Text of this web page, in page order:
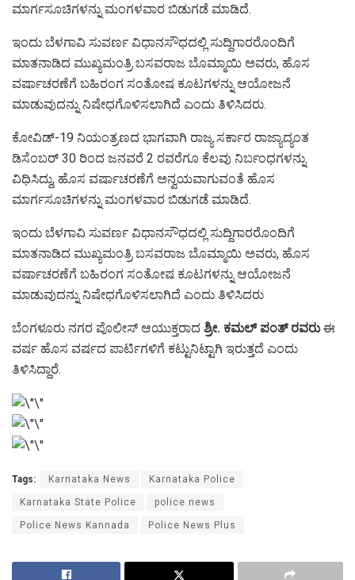
ಮಾರ್ಗಸೂಚಿಗಳನ್ನು ಮಂಗಳವಾರ ಬಿಡುಗಡೆ ಮಾಡಿದೆ.
ಇಂದು ಬೆಳಗಾವಿ ಸುವರ್ಣ ವಿಧಾನಸೌಧದಲ್ಲಿ ಸುದ್ದಿಗಾರರೊಂದಿಗೆ
ಮಾತನಾಡಿದ ಮುಖ್ಯಮಂತ್ರಿ ಬಸವರಾಜ ಬೊಮ್ಮಾಯಿ ಅವರು, ಹೊಸ
ವರ್ಷಾಚರಣೆಗೆ ಬಹಿರಂಗ ಸಂತೋಷ ಕೂಟಗಳನ್ನು ಆಯೋಜನೆ
ಮಾಡುವುದನ್ನು ನಿಷೇಧಗೊಳಿಸಲಾಗಿದೆ ಎಂದು ತಿಳಿಸಿದರು.
ಕೋವಿಡ್‌-19 ನಿಯಂತ್ರಣದ ಭಾಗವಾಗಿ ರಾಜ್ಯ ಸರ್ಕಾರ ರಾಜ್ಯಾದ್ಯಂತ
ಡಿಸೆಂಬರ್ 30 ರಿಂದ ಜನವರೆ 2 ರವರೆಗೂ ಕೆಲವು ನಿರ್ಬಂಧಗಳನ್ನು
ವಿಧಿಸಿದ್ದು, ಹೊಸ ವರ್ಷಾಚರಣೆಗೆ ಅನ್ವಯವಾಗುವಂತೆ ಹೊಸ
ಮಾರ್ಗಸೂಚಿಗಳನ್ನು ಮಂಗಳವಾರ ಬಿಡುಗಡೆ ಮಾಡಿದೆ.
ಇಂದು ಬೆಳಗಾವಿ ಸುವರ್ಣ ವಿಧಾನಸೌಧದಲ್ಲಿ ಸುದ್ದಿಗಾರರೊಂದಿಗೆ
ಮಾತನಾಡಿದ ಮುಖ್ಯಮಂತ್ರಿ ಬಸವರಾಜ ಬೊಮ್ಮಾಯಿ ಅವರು, ಹೊಸ
ವರ್ಷಾಚರಣೆಗೆ ಬಹಿರಂಗ ಸಂತೋಷ ಕೂಟಗಳನ್ನು ಆಯೋಜನೆ
ಮಾಡುವುದನ್ನು ನಿಷೇಧಗೊಳಿಸಲಾಗಿದೆ ಎಂದು ತಿಳಿಸಿದರು
ಬೆಂಗಳೂರು ನಗರ ಪೊಲೀಸ್ ಆಯುಕ್ತರಾದ ಶ್ರೀ. ಕಮಲ್ ಪಂತ್ ರವರುಈ
ವರ್ಷ ಹೊಸ ವರ್ಷದ ಪಾರ್ಟಿಗಳಿಗೆ ಕಟ್ಟುನಿಟ್ಟಾಗಿ ಇರುತ್ತದೆ ಎಂದು
ತಿಳಿಸಿದ್ದಾರೆ.
Tags: Karnataka News Karnataka Police
Karnataka State Police police news
Police News Kannada Police News Plus